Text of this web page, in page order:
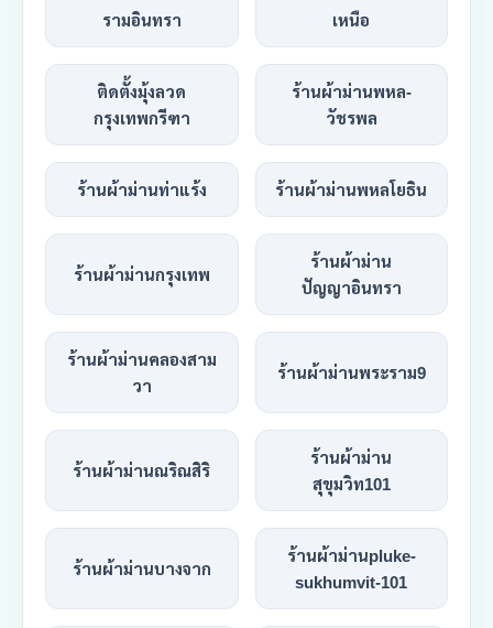
รามอินทรา
เหนือ
ติดตั้งมุ้งลวด
กรุงเทพกรีฑา
ร้านผ้าม่านพหล-
วัชรพล
ร้านผ้าม่านท่าแร้ง ร้านผ้าม่านพหลโยธิน
ร้านผ้าม่านกรุงเทพ
ร้านผ้าม่าน
ปัญญาอินทรา
ร้านผ้าม่านคลองสาม
วา
ร้านผ้าม่านพระราม9
ร้านผ้าม่านณริณสิริ
ร้านผ้าม่าน
สุขุมวิท101
ร้านผ้าม่านบางจาก
ร้านผ้าม่านpluke-
sukhumvit-101